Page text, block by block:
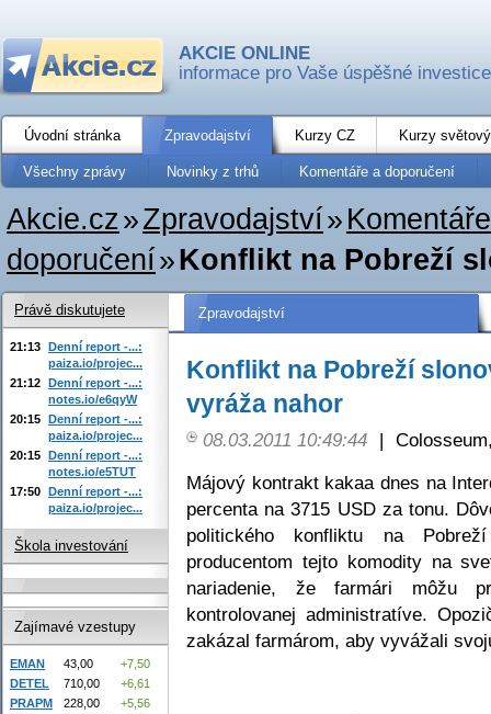
AKCIE ONLINE
informace pro Vaše úspěšné investice
Úvodní stránka Zpravodajství Kurzy CZ Kurzy
Všechny zprávy Novinky z trhů Komentáře a doporučení
Akcie.cz»Zpravodajství»
doporučení»Konflikt na Pobreží
Zpravodajství
Konflikt na Pobreží
vyráža nahor
08.03.2011 10:49:44 |
Májový kontrakt kakaa dnes na
percenta na 3715 USD za tonu.
politického konfliktu na
producentom tejto komodity na
nariadenie, že farmári môžu
kontrolovanej administratíve.
zakázal farmárom, aby vyvážali
Právě diskutujete
21:13 Denní report -...:
paiza.io/projec...
21:12 Denní report -...:
notes.io/e6qyW
20:15 Denní report -...:
paiza.io/projec...
20:15 Denní report -...:
notes.io/e5TUT
17:50 Denní report -...:
paiza.io/projec...
Škola investování
Zajímavé vzestupy
EMAN 43,00
+7,50
DETEL
710,00
+6,61
PRAPM
228,00
+5,56